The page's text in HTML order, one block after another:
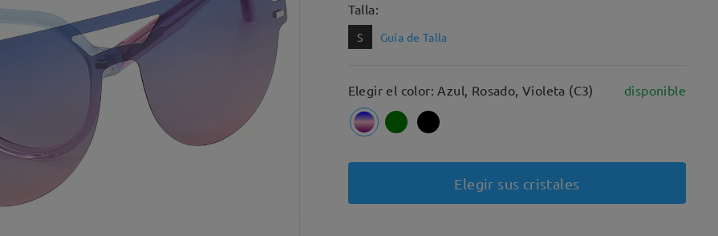
Talla:
S Guía de Talla
Elegir el color: Azul, Rosado, Violeta (C3) disponible
Elegir sus cristales